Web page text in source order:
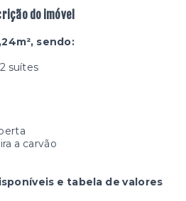
do imóvel
sendo:
suítes
a carvão
e tabela de valores